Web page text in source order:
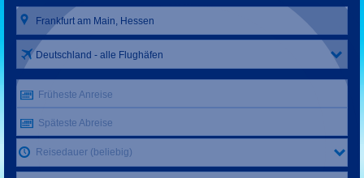
Deutschland - alle Flughäfen
Früheste Anreise
Späteste Abreise
Reisedauer (beliebig)